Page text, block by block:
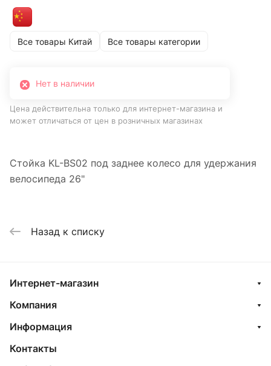
Все товары Китай Все товары категории
Нет в наличии
Цена действительна только для интернет-магазина и
может отличаться от цен в розничных магазинах
Стойка KL-BS02 под заднее колесо для удержания
велосипеда 26"
Назад к списку
Интернет-магазин
Компания
Информация
Контакты